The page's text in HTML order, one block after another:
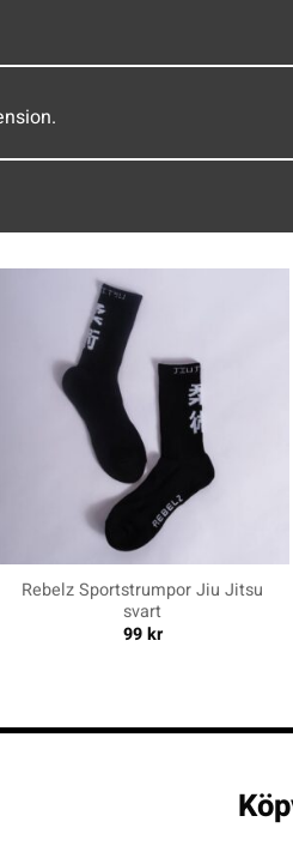
Rebelz Sportstrumpor Jiu Jitsu
svart
99kr